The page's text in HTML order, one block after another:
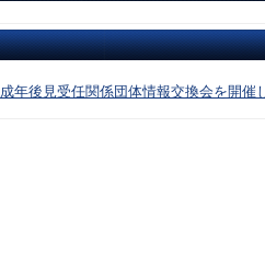
成年後見受任関係団体情報交換会を開催